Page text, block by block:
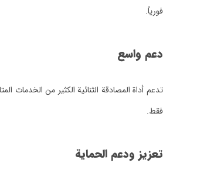
فورياً.
دعم واسع
تدعم أداة المصادقة الثنائية الكثير من
فقط.
تعزيز ودعم الحماية